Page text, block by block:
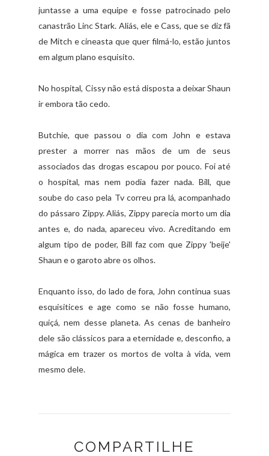
juntasse a uma equipe e fosse patrocinado pelo
canastrão Linc Stark. Aliás, ele e Cass, que se diz fã
de Mitch e cineasta que quer filmá-lo, estão juntos
em algum plano esquisito.
No hospital, Cissy não está disposta a deixar Shaun
ir embora tão cedo.
Butchie, que passou o dia com John e estava
prester a morrer nas mãos de um de seus
associados das drogas escapou por pouco. Foi até
o hospital, mas nem podia fazer nada. Bill, que
soube do caso pela Tv correu pra lá, acompanhado
do pássaro Zippy. Aliás, Zippy parecia morto um dia
antes e, do nada, apareceu vivo. Acreditando em
algum tipo de poder, Bill faz com que Zippy 'beije'
Shaun e o garoto abre os olhos.
Enquanto isso, do lado de fora, John continua suas
esquisitices e age como se não fosse humano,
quiçá, nem desse planeta. As cenas de banheiro
dele são clássicos para a eternidade e, desconfio, a
mágica em trazer os mortos de volta à vida, vem
mesmo dele.
COMPARTILHE